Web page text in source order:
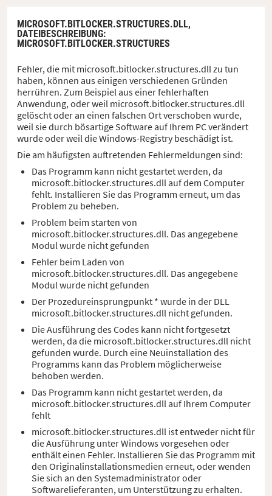
MICROSOFT.BITLOCKER.STRUCTURES.DLL,
DATEIBESCHREIBUNG:
MICROSOFT.BITLOCKER.STRUCTURES
Fehler, die mit microsoft.bitlocker.structures.dll zu tun
haben, können aus einigen verschiedenen Gründen
herrühren. Zum Beispiel aus einer fehlerhaften
Anwendung, oder weil microsoft.bitlocker.structures.dll
gelöscht oder an einen falschen Ort verschoben wurde,
weil sie durch bösartige Software auf Ihrem PC verändert
wurde oder weil die Windows-Registry beschädigt ist.
Die am häufigsten auftretenden Fehlermeldungen sind:
Das Programm kann nicht gestartet werden, da
microsoft.bitlocker.structures.dll auf dem Computer
fehlt. Installieren Sie das Programm erneut, um das
Problem zu beheben.
Problem beim starten von
microsoft.bitlocker.structures.dll. Das angegebene
Modul wurde nicht gefunden
Fehler beim Laden von
microsoft.bitlocker.structures.dll. Das angegebene
Modul wurde nicht gefunden
Der Prozedureinsprungpunkt * wurde in der DLL
microsoft.bitlocker.structures.dll nicht gefunden.
Die Ausführung des Codes kann nicht fortgesetzt
werden, da die microsoft.bitlocker.structures.dll nicht
gefunden wurde. Durch eine Neuinstallation des
Programms kann das Problem möglicherweise
behoben werden.
Das Programm kann nicht gestartet werden, da
microsoft.bitlocker.structures.dll auf Ihrem Computer
fehlt
microsoft.bitlocker.structures.dll ist entweder nicht für
die Ausführung unter Windows vorgesehen oder
enthält einen Fehler. Installieren Sie das Programm mit
den Originalinstallationsmedien erneut, oder wenden
Sie sich an den Systemadministrator oder
Softwarelieferanten, um Unterstützung zu erhalten.